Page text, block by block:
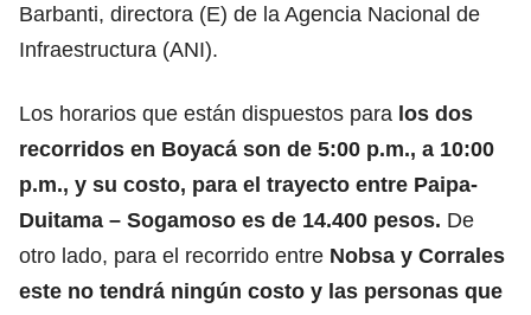
Barbanti, directora (E) de la Agencia Nacional de
Infraestructura (ANI).
Los horarios que están dispuestos para los dos
recorridos en Boyacá son de 5:00 p.m., a 10:00
p.m., y su costo, para el trayecto entre Paipa-
Duitama – Sogamoso es de 14.400 pesos. De
otro lado, para el recorrido entre Nobsa y Corrales
este no tendrá ningún costo y las personas que